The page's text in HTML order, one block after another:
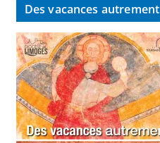
Des vacances autrement